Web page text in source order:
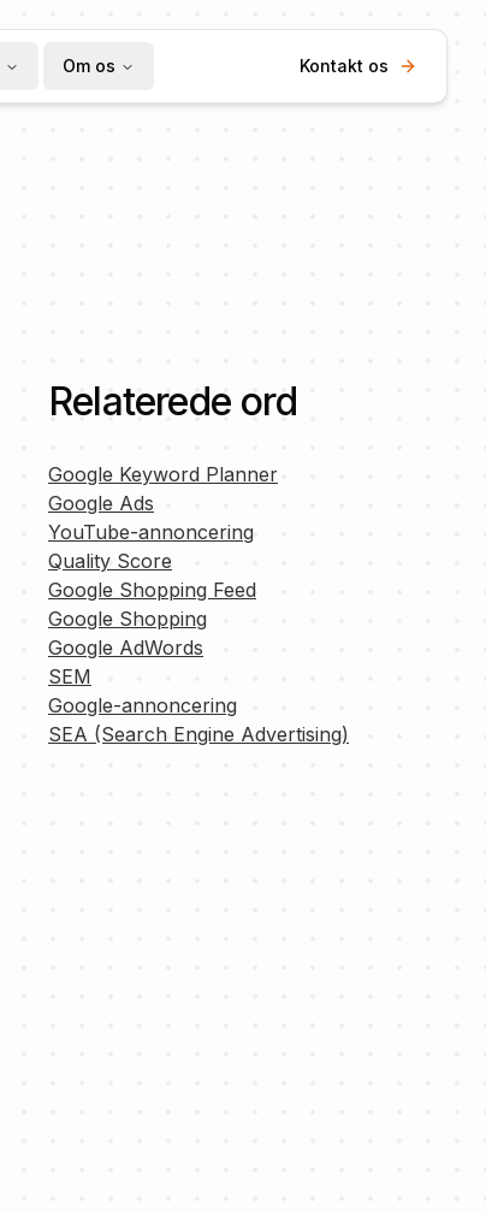
Om os Kontakt os
Relaterede ord
Google Keyword Planner
Google Ads
YouTube-annoncering
Quality Score
Google Shopping Feed
Google Shopping
Google AdWords
SEM
Google-annoncering
SEA (Search Engine Advertising)